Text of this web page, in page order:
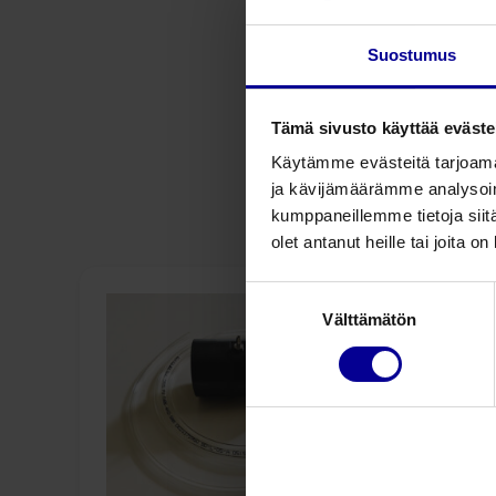
Suostumus
Tämä sivusto käyttää
Käytämme evästeitä
ja kävijämäärämme
kumppaneillemme tietoja
olet antanut heille tai joita
Välttämätön